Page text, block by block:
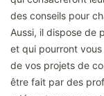
des conseils pour
Aussi, il dispose de
et qui pourront
de vos projets de
être fait par des